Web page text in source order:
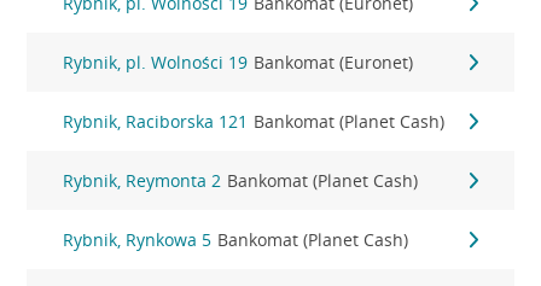
Rybnik, pl. Wolności 19 Bankomat (Euronet)
Rybnik, Raciborska 121 Bankomat (Planet Cash)
Rybnik, Reymonta 2 Bankomat (Planet Cash)
Rybnik, Rynkowa 5 Bankomat (Planet Cash)